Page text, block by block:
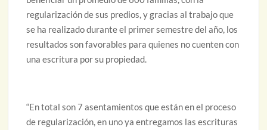
regularización de sus predios, y gracias al trabajo que
se ha realizado durante el primer semestre del año, los
resultados son favorables para quienes no cuenten con
una escritura por su propiedad.
“En total son 7 asentamientos que están en el proceso
de regularización, en uno ya entregamos las escrituras